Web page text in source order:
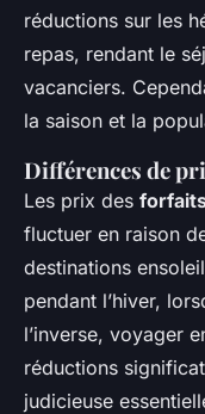
réductions sur les
repas, rendant le
vacanciers.
la saison et la
Différences de
Les prix des
fluctuer en raison
destinations
pendant l’hiver,
l’inverse, voyager
réductions
judicieuse